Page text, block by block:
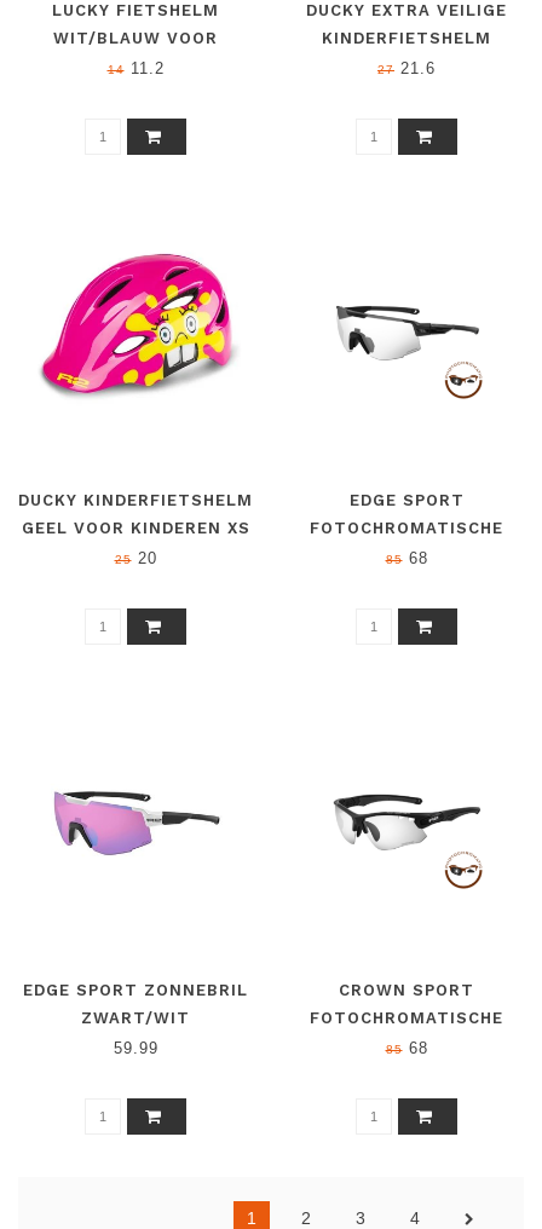
LUCKY FIETSHELM
WIT/BLAUW VOOR
KINDEREN XXS (46 - 50
1411.2
DUCKY EXTRA VEILIGE
KINDERFIETSHELM
DIEREN XS (48 - 52 CM)
27 21.6
DUCKY KINDERFIETSHELM
GEEL VOOR KINDEREN XS
(48 - 52 CM)
2520
EDGE SPORT
FOTOCHROMATISCHE
FIETSZONNEBRIL ZWART
8568
EDGE SPORT ZONNEBRIL
ZWART/WIT
59.99
CROWN SPORT
FOTOCHROMATISCHE
FIETSZONNEBRIL ZWART
8568
1 2 3 4